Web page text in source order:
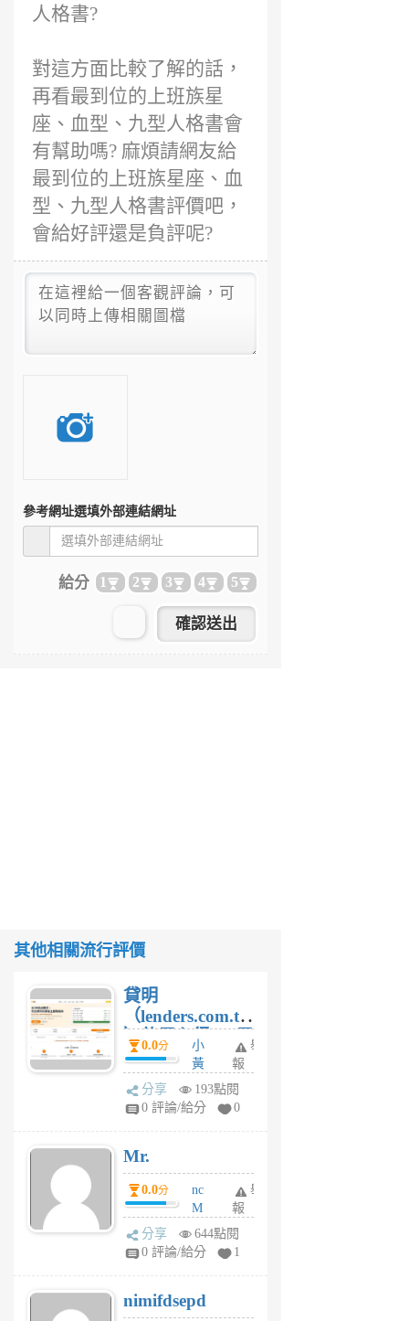
人格書?
對這方面比較了解的話，
再看最到位的上班族星
座、血型、九型人格書會
有幫助嗎? 麻煩請網友給
最到位的上班族星座、血
型、九型人格書評價吧，
會給好評還是負評呢?
參考網址選填外部連結網址
給分 1 2 3 4 5
其他相關流行評價
貸明
（lenders.com.tw
）使用心得 — 民
間貸款比較平台
體驗
0.0分
小
黃
蜂
1
舉
報
分享
193點閱
0 評論/給分
0
Mr.
0.0分
nc
M
U
F
U
5
舉
報
分享
644點閱
0 評論/給分
1
nimifdsepd